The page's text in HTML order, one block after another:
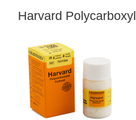
Harvard